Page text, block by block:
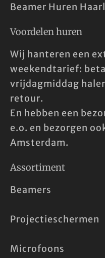
Beamer Huren
Voordelen huren
Wij hanteren een
weekendtarief:
vrijdagmiddag
retour.
En hebben een
e.o. en bezorgen
Amsterdam.
Assortiment
Beamers
Projectieschermen
Microfoons